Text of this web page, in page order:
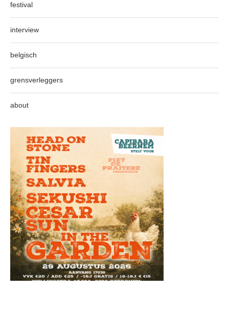
festival
interview
belgisch
grensverleggers
about